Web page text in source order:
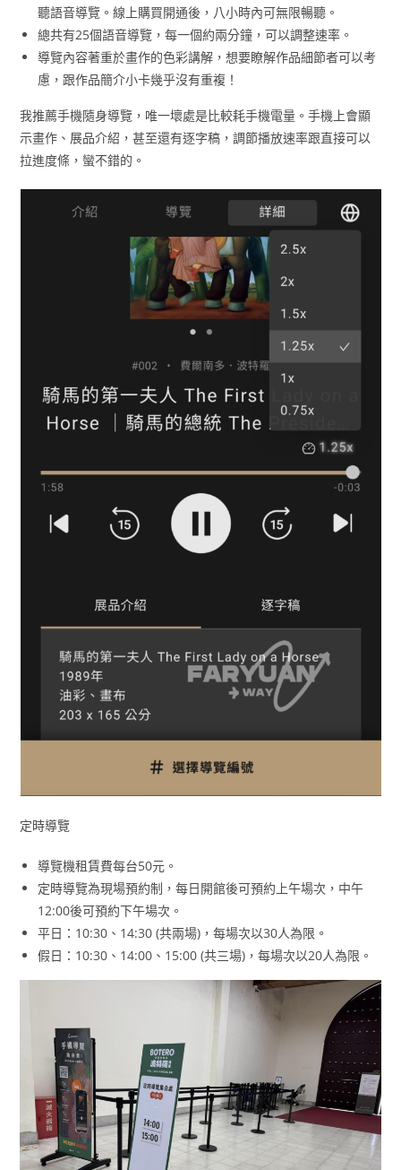
聽語音導覽。線上購買開通後，八小時內可無限暢聽。
總共有25個語音導覽，每一個約兩分鐘，可以調整速率。
導覽內容著重於畫作的色彩講解，想要瞭解作品細節者可以考
慮，跟作品簡介小卡幾乎沒有重複！
我推薦手機隨身導覽，唯一壞處是比較耗手機電量。手機上會顯
示畫作、展品介紹，甚至還有逐字稿，調節播放速率跟直接可以
拉進度條，蠻不錯的。
定時導覽
導覽機租賃費每台50元。
定時導覽為現場預約制，每日開館後可預約上午場次，中午
12:00後可預約下午場次。
平日：10:30、14:30 (共兩場)，每場次以30人為限。
假日：10:30、14:00、15:00 (共三場)，每場次以20人為限。